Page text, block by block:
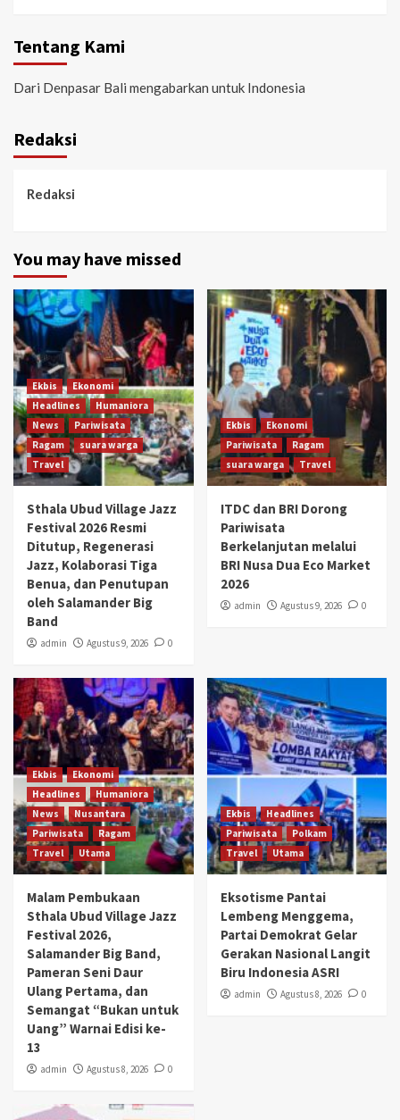
Tentang Kami
Dari Denpasar Bali mengabarkan untuk Indonesia
Redaksi
Redaksi
You may have missed
Ekbis
Ekonomi
Headlines
Humaniora
News
Pariwisata
Ragam
suara warga
Travel
Sthala Ubud Village Jazz
Festival 2026 Resmi
Ditutup, Regenerasi
Jazz, Kolaborasi Tiga
Benua, dan Penutupan
oleh Salamander Big
Band
admin Agustus 9, 2026 0
Ekbis
Ekonomi
Pariwisata
Ragam
suara warga
Travel
ITDC dan BRI Dorong
Pariwisata
Berkelanjutan melalui
BRI Nusa Dua Eco Market
2026
admin Agustus 9, 2026 0
Ekbis
Ekonomi
Headlines
Humaniora
News
Nusantara
Pariwisata
Ragam
Travel
Utama
Malam Pembukaan
Sthala Ubud Village Jazz
Festival 2026,
Salamander Big Band,
Pameran Seni Daur
Ulang Pertama, dan
Semangat “Bukan untuk
Uang” Warnai Edisi ke-
13
admin Agustus 8, 2026 0
Ekbis
Headlines
Pariwisata
Polkam
Travel
Utama
Eksotisme Pantai
Lembeng Menggema,
Partai Demokrat Gelar
Gerakan Nasional Langit
Biru Indonesia ASRI
admin Agustus 8, 2026 0